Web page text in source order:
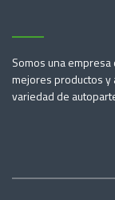
Somos una
mejores productos y
variedad de